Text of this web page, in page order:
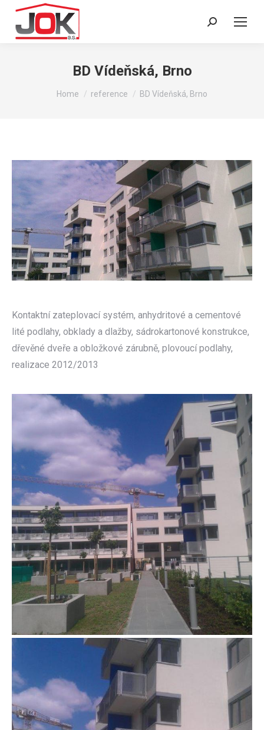
Search:
BD Vídeňská, Brno
You are here:
Home reference BD Vídeňská, Brno
Kontaktní zateplovací systém, anhydritové a cementové
lité podlahy, obklady a dlažby, sádrokartonové konstrukce,
dřevěné dveře a obložkové zárubně, plovoucí podlahy,
realizace 2012/2013